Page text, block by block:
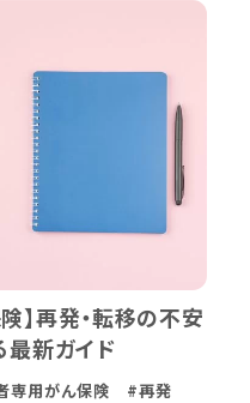
】再発・転移の不安
最新ガイド
専用がん保険
#再発